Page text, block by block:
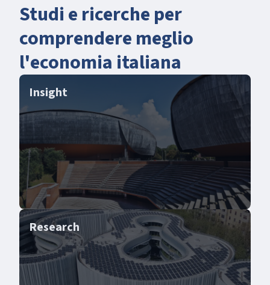
Studi e ricerche per
comprendere meglio
l'economia italiana
Insight
Research